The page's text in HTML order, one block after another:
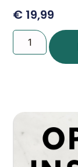
€ 19,99